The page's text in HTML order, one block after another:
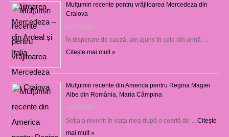
Mulţumiri recente pentru vrăjitoarea Mercedeza din
Craiova
22/07/2026
În disperare de cauză, am ajuns în cele din urmă …
Citește mai mult »
Mulţumiri recente din America pentru Regina Magiei
Albe din România, Maria Câmpina
23/08/2025
Soţia a revenit în viaţa mea după o ceartă de … Citește
mai mult »